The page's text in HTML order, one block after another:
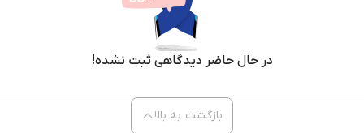
در حال حاضر دیدگاهی ثبت نشده!
بازگشت به بالا